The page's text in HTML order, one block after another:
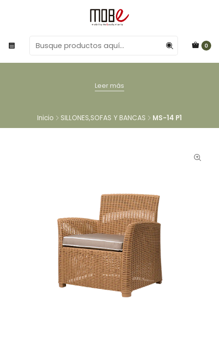
0
Leer más
Inicio SILLONES,SOFAS Y BANCAS MS-14 P1